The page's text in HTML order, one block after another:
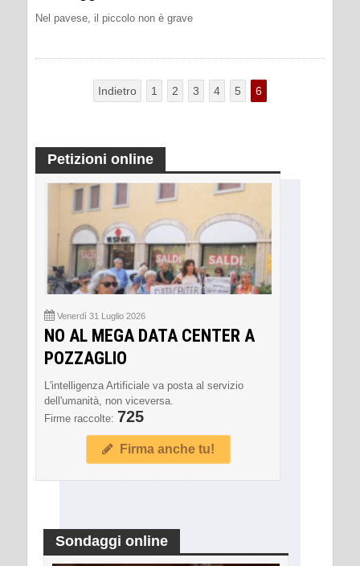
Nel pavese, il piccolo non è grave
Indietro 1 2 3 4 5 6
Petizioni online
Venerdì 31 Luglio 2026
NO AL MEGA DATA CENTER A
POZZAGLIO
L'intelligenza Artificiale va posta al servizio
dell'umanità, non viceversa.
Firme raccolte: 725
Firma anche tu!
Sondaggi online